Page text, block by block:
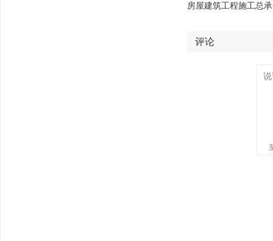
房屋建筑工程施工总
评论